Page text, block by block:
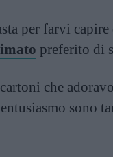
per farvi
preferito di
che
sono